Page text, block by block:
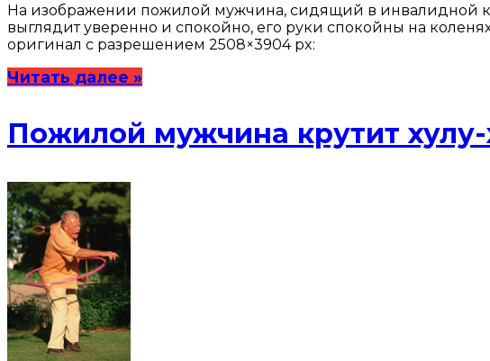
На изображении пожилой мужчина, сидящий в инвалидной
выглядит уверенно и спокойно, его руки спокойны на
оригинал с разрешением 2508×3904 px:
Читать далее »
Пожилой мужчина крутит хулу-